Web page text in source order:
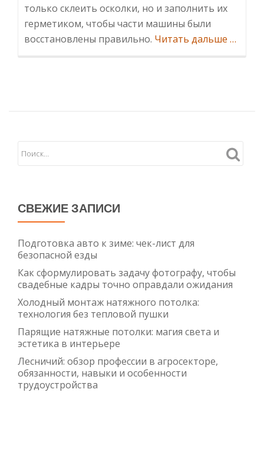
только склеить осколки, но и заполнить их
герметиком, чтобы части машины были
восстановлены правильно. Читать дальше …
СВЕЖИЕ ЗАПИСИ
Подготовка авто к зиме: чек-лист для
безопасной езды
Как сформулировать задачу фотографу, чтобы
свадебные кадры точно оправдали ожидания
Холодный монтаж натяжного потолка:
технология без тепловой пушки
Парящие натяжные потолки: магия света и
эстетика в интерьере
Лесничий: обзор профессии в агросекторе,
обязанности, навыки и особенности
трудоустройства